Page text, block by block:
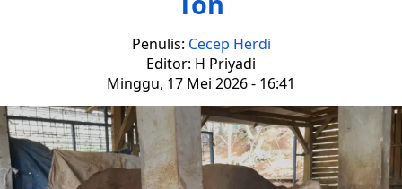
Penulis: Cecep Herdi
Editor: H Priyadi
Minggu, 17 Mei 2026 - 16:41